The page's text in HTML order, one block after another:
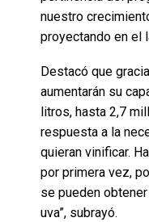
nuestro
proyectando en el
Destacó que
aumentarán su
litros, hasta 2,7
respuesta a la
quieran vinificar.
por primera vez,
se pueden
uva”, subrayó.